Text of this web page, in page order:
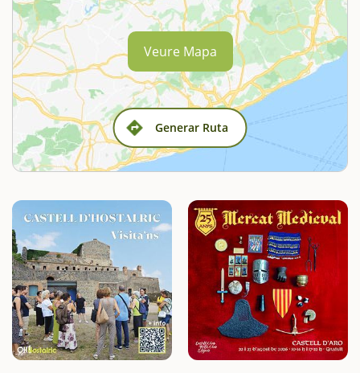
Generar Ruta
Veure Mapa